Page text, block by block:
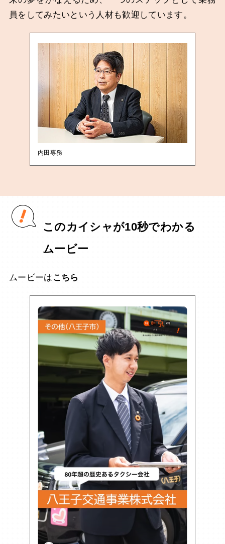
員をしてみたいという人材も歓迎しています。
内田専務
このカイシャが10秒でわかる
ムービー
ムービーは こちら